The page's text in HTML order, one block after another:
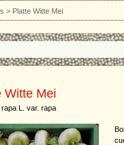
> Platte Witte Mei
Witte Mei
L. var. rapa